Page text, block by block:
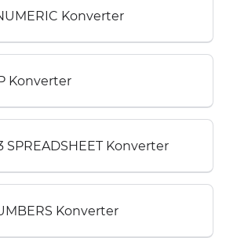
Konverter
Konverter
SPREADSHEET Konverter
Konverter